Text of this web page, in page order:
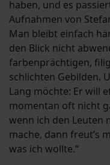
haben, und es
Aufnahmen von
Man bleibt einfach
den Blick nicht
farbenprächtigen,
schlichten Gebilden.
Lang möchte: Er will
momentan oft nicht
wenn ich den Leuten
mache, dann freut’s
was ich wollte.“